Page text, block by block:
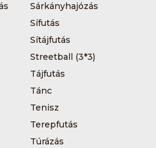
Sárkányhajózás
Sífutás
Sítájfutás
Streetball (3*3)
Tájfutás
Tánc
Tenisz
Terepfutás
Túrázás